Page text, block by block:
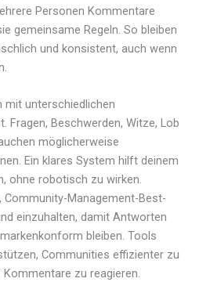
Personen Kommentare
gemeinsame Regeln. So bleiben
und konsistent, auch wenn
mit unterschiedlichen
Fragen, Beschwerden, Witze, Lob
möglicherweise
Ein klares System hilft deinem
ohne robotisch zu wirken.
Management-Best-
einzuhalten, damit Antworten
bleiben. Tools
Communities effizienter zu
zu reagieren.